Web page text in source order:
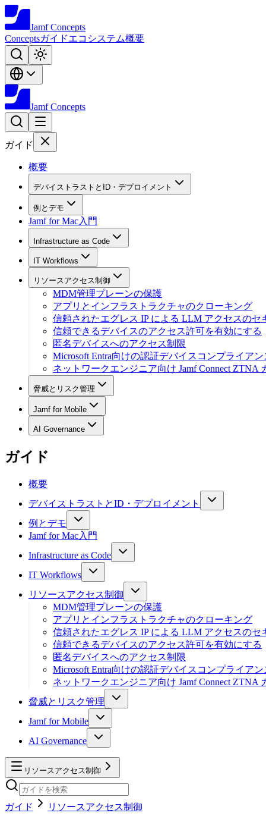
Jamf Concepts
Conceptsガイドエコシステム概要
Jamf Concepts
ガイド
概要
デバイストラストとID・デプロイメント
例とデモ
Jamf for Mac入門
Infrastructure as Code
IT Workflows
リソースアクセス制御
MDM管理プレーンの保護
アプリとインフラストラクチャのクローキング
信頼されたエグレス IP による LLM アクセスのセ
信頼できるデバイスのアクセス許可を有効にする
匿名デバイスへのアクセス制限
Microsoft Entra向けの認証デバイスコンプライアン
ネットワークエンジニア向け Jamf Connect ZTNA
脅威とリスク管理
Jamf for Mobile
AI Governance
ガイド
概要
デバイストラストとID・デプロイメント
例とデモ
Jamf for Mac入門
Infrastructure as Code
IT Workflows
リソースアクセス制御
MDM管理プレーンの保護
アプリとインフラストラクチャのクローキング
信頼されたエグレス IP による LLM アクセスのセ
信頼できるデバイスのアクセス許可を有効にする
匿名デバイスへのアクセス制限
Microsoft Entra向けの認証デバイスコンプライアン
ネットワークエンジニア向け Jamf Connect ZTNA
脅威とリスク管理
Jamf for Mobile
AI Governance
リソースアクセス制御
ガイド リソースアクセス制御